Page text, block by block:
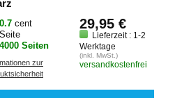
0.7 cent
4000 Seiten
zur
29,95 €
Lieferzeit : 1-2
Werktage
(inkl. MwSt.)
versandkostenfrei